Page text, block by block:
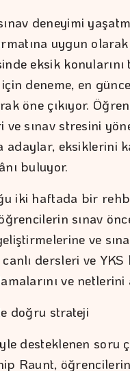
deneyimi
uygun
eksik
deneme, en
öne çıkıyor.
ve sınav stresini
adaylar, eksiklerini
buluyor.
iki haftada bir
sınav
ve
dersleri ve
ve netlerini
doğru strateji
desteklenen soru
Raunt,